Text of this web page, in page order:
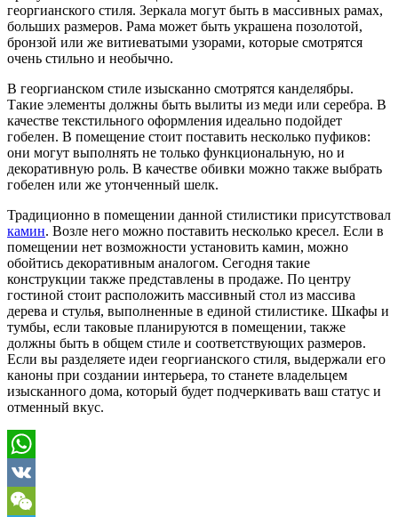
георгианского стиля. Зеркала могут быть в массивных рамах,
больших размеров. Рама может быть украшена позолотой,
бронзой или же витиеватыми узорами, которые смотрятся
очень стильно и необычно.
В георгианском стиле изысканно смотрятся канделябры.
Такие элементы должны быть вылиты из меди или серебра. В
качестве текстильного оформления идеально подойдет
гобелен. В помещение стоит поставить несколько пуфиков:
они могут выполнять не только функциональную, но и
декоративную роль. В качестве обивки можно также выбрать
гобелен или же утонченный шелк.
Традиционно в помещении данной стилистики присутствовал
камин. Возле него можно поставить несколько кресел. Если в
помещении нет возможности установить камин, можно
обойтись декоративным аналогом. Сегодня такие
конструкции также представлены в продаже. По центру
гостиной стоит расположить массивный стол из массива
дерева и стулья, выполненные в единой стилистике. Шкафы и
тумбы, если таковые планируются в помещении, также
должны быть в общем стиле и соответствующих размеров.
Если вы разделяете идеи георгианского стиля, выдержали его
каноны при создании интерьера, то станете владельцем
изысканного дома, который будет подчеркивать ваш статус и
отменный вкус.
WhatsApp
VK